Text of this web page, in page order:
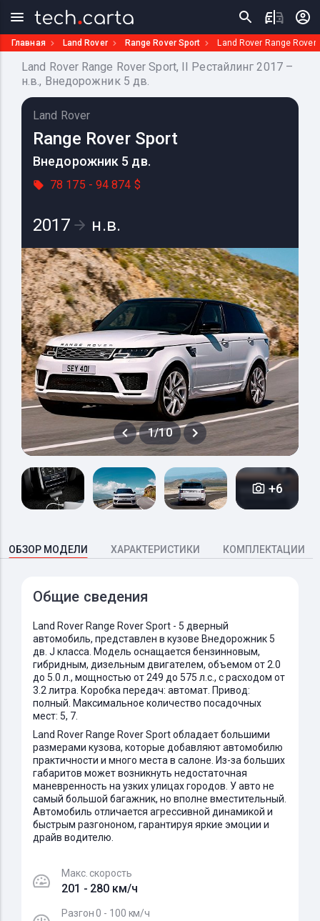
Главная Land Rover Range Rover Sport Land Rover Range Rover
Land Rover Range Rover Sport, II Рестайлинг 2017 –
н.в., Внедорожник 5 дв.
Land Rover
Range Rover Sport
Внедорожник 5 дв.
78 175 - 94 874 $
2017 н.в.
1/10
+6
ОБЗОР МОДЕЛИ ХАРАКТЕРИСТИКИ КОМПЛЕКТАЦИИ
Общие сведения
Land Rover Range Rover Sport - 5 дверный
автомобиль, представлен в кузове Внедорожник 5
дв. J класса. Модель оснащается бензинновым,
гибридным, дизельным двигателем, объемом от 2.0
до 5.0 л., мощностью от 249 до 575 л.с., с расходом от
3.2 литра. Коробка передач: автомат. Привод:
полный. Максимальное количество посадочных
мест: 5, 7.
Land Rover Range Rover Sport обладает большими
размерами кузова, которые добавляют автомобилю
практичности и много места в салоне. Из-за больших
габаритов может возникнуть недостаточная
маневренность на узких улицах городов. У авто не
самый большой багажник, но вполне вместительный.
Автомобиль отличается агрессивной динамикой и
быстрым разгононом, гарантируя яркие эмоции и
драйв водителю.
Макс. скорость
201 - 280 км/ч
Разгон 0 - 100 км/ч